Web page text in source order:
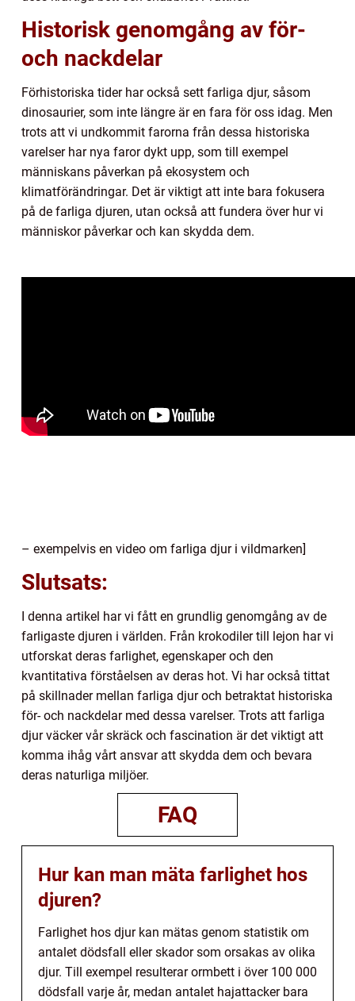
Historisk genomgång av för-
och nackdelar
Förhistoriska tider har också sett farliga djur, såsom
dinosaurier, som inte längre är en fara för oss idag. Men
trots att vi undkommit farorna från dessa historiska
varelser har nya faror dykt upp, som till exempel
människans påverkan på ekosystem och
klimatförändringar. Det är viktigt att inte bara fokusera
på de farliga djuren, utan också att fundera över hur vi
människor påverkar och kan skydda dem.
– exempelvis en video om farliga djur i vildmarken]
Slutsats:
I denna artikel har vi fått en grundlig genomgång av de
farligaste djuren i världen. Från krokodiler till lejon har vi
utforskat deras farlighet, egenskaper och den
kvantitativa förståelsen av deras hot. Vi har också tittat
på skillnader mellan farliga djur och betraktat historiska
för- och nackdelar med dessa varelser. Trots att farliga
djur väcker vår skräck och fascination är det viktigt att
komma ihåg vårt ansvar att skydda dem och bevara
deras naturliga miljöer.
FAQ
Hur kan man mäta farlighet hos
djuren?
Farlighet hos djur kan mätas genom statistik om
antalet dödsfall eller skador som orsakas av olika
djur. Till exempel resulterar ormbett i över 100 000
dödsfall varje år, medan antalet hajattacker bara